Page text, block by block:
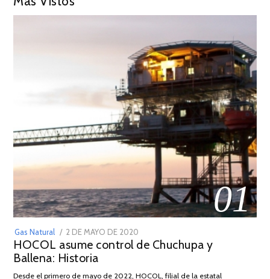
01
Gas Natural
POSTED
ON
2 DE MAYO DE 2020
DE
HOCOL asume control de Chuchupa y
Ballena: Historia
Desde el primero de mayo de 2022, HOCOL, filial de la estatal